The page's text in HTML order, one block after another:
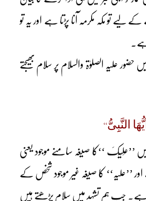
لیے تو مکہ مکرمہ آنا پڑتا ہے اور یہ تو
حضور علیہ الصلوٰۃ والسلام پر سلام بھیجتے
النَّبِِیُّ‘‘
’’عَلَیْکَ ‘‘کا صیغہ سامنے موجود یعنی
’’علیہ‘‘ کا صیغہ غیر موجود شخص کے
ہے۔ جب ہم تشہد میں سلام پڑھتے ہیں